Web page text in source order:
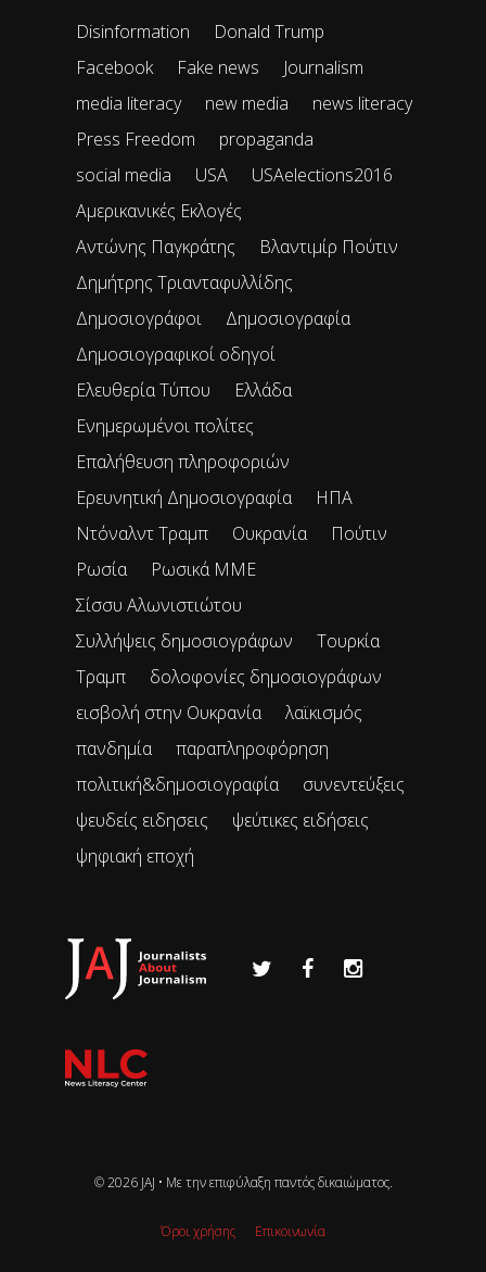
Disinformation
Donald Trump
Facebook
Fake news
Journalism
media literacy
new media
news literacy
Press Freedom
propaganda
social media
USA
USAelections2016
Αμερικανικές Εκλογές
Αντώνης Παγκράτης
Βλαντιμίρ Πούτιν
Δημήτρης Τριανταφυλλίδης
Δημοσιογράφοι
Δημοσιογραφία
Δημοσιογραφικοί οδηγοί
Ελευθερία Τύπου
Ελλάδα
Ενημερωμένοι πολίτες
Επαλήθευση πληροφοριών
Ερευνητική Δημοσιογραφία
ΗΠΑ
Ντόναλντ Τραμπ
Ουκρανία
Πούτιν
Ρωσία
Ρωσικά ΜΜΕ
Σίσσυ Αλωνιστιώτου
Συλλήψεις δημοσιογράφων
Τουρκία
Τραμπ
δολοφονίες δημοσιογράφων
εισβολή στην Ουκρανία
λαϊκισμός
πανδημία
παραπληροφόρηση
πολιτική&δημοσιογραφία
συνεντεύξεις
ψευδείς ειδησεις
ψεύτικες ειδήσεις
ψηφιακή εποχή
© 2026 JAJ • Mε την επιφύλαξη παντός δικαιώματος.
Όροι χρήσης Επικοινωνία